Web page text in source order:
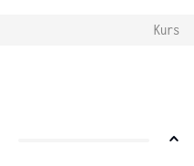
Kurs